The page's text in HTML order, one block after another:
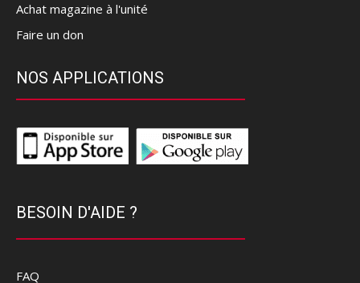
Achat magazine à l'unité
Faire un don
NOS APPLICATIONS
BESOIN D'AIDE ?
FAQ